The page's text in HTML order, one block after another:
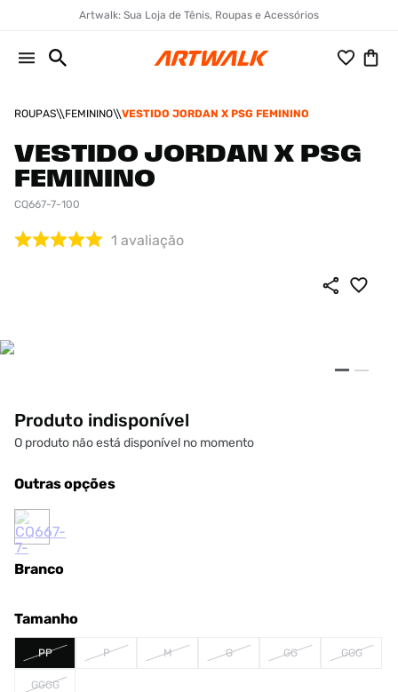
Artwalk: Sua Loja de Tênis, Roupas e Acessórios
ROUPAS FEMININO VESTIDO JORDAN X PSG FEMININO
VESTIDO JORDAN X PSG
FEMININO
CQ667-7-100
1 avaliação
Produto indisponível
O produto não está disponível no momento
Outras opções
Branco
Tamanho
PP P M G GG GGG
GGGG